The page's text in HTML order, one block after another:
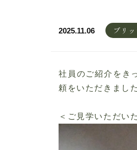
2025.11.06 ブリ
社員のご紹介をき
頼をいただきました
＜ご見学いただい